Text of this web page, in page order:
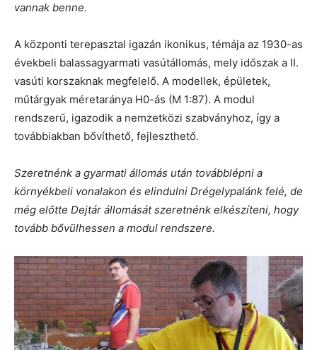
vannak benne.
A központi terepasztal igazán ikonikus, témája az 1930-as
évekbeli balassagyarmati vasútállomás, mely időszak a II.
vasúti korszaknak megfelelő. A modellek, épületek,
műtárgyak méretaránya H0-ás (M 1:87). A modul
rendszerű, igazodik a nemzetközi szabványhoz, így a
továbbiakban bővíthető, fejleszthető.
Szeretnénk a gyarmati állomás után továbblépni a
környékbeli vonalakon és elindulni Drégelypalánk felé, de
még előtte Dejtár állomását szeretnénk elkészíteni, hogy
tovább bővülhessen a modul rendszere.